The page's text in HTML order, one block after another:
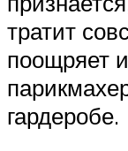
тратит
поощряет
гардеробе.